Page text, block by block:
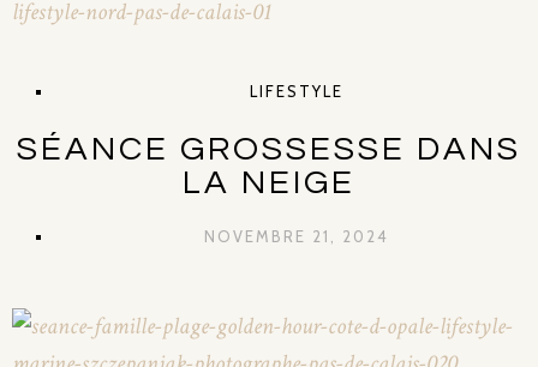
LIFESTYLE
SÉANCE GROSSESSE DANS
LA NEIGE
NOVEMBRE 21, 2024